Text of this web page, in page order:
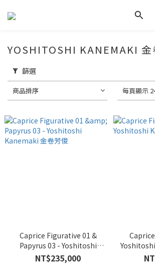
YOSHITOSHI KANEMAKI 金
篩選
商品排序 每頁顯示
Caprice Figurative 01 &
Papyrus 03 - Yoshitoshi
Kanemaki 金卷芳俊
NT$235,000